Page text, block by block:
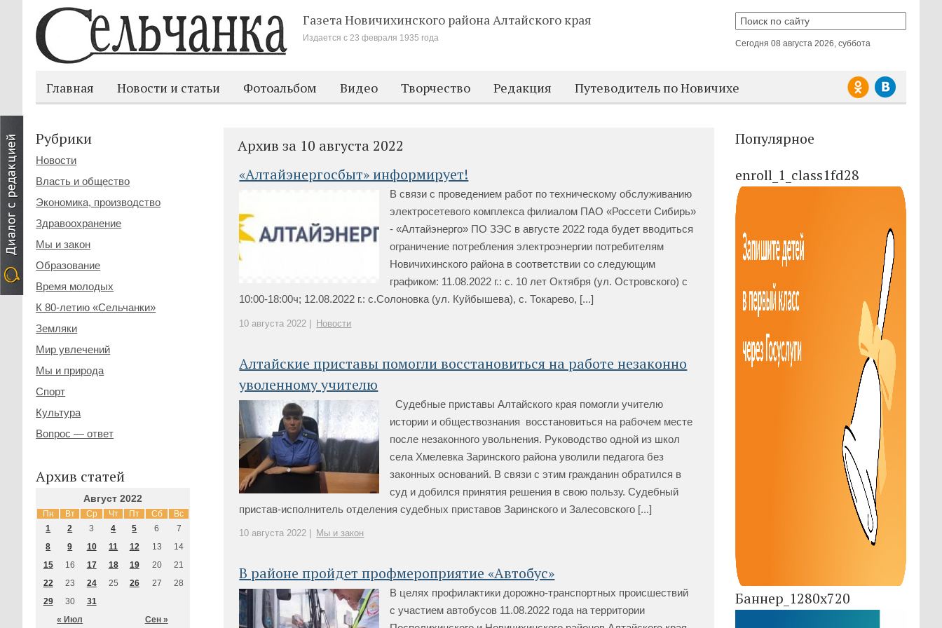
Газета Новичихинского районаАлтайского края
Издается с 23 февраля 1935 года
Сегодня 08 августа 2026, суббота
Главная Новости и статьи Фотоальбом Видео Творчество Редакция Путеводитель по Новичихе
Популярное
enroll_1_class1fd28
Баннер_1280x720
Архив за 10 августа 2022
«Алтайэнергосбыт» информирует!
В связи с проведением работ по техническому обслуживанию
электросетевого комплекса филиалом ПАО «Россети Сибирь»
- «Алтайэнерго» ПО ЗЭС в августе 2022 года будет вводиться
ограничение потребления электроэнергии потребителям
Новичихинского района в соответствии со следующим
графиком: 11.08.2022 г.: с. 10 лет Октября (ул. Островского) с
10:00-18:00ч; 12.08.2022 г.: с.Солоновка (ул. Куйбышева), с. Токарево, [...]
10 августа 2022 | Новости
Алтайские приставы помогли восстановиться на работе незаконно
уволенному учителю
Судебные приставы Алтайского края помогли учителю
истории и обществознания восстановиться на рабочем месте
после незаконного увольнения. Руководство одной из школ
села Хмелевка Заринского района уволили педагога без
законных оснований. В связи с этим гражданин обратился в
суд и добился принятия решения в свою пользу. Судебный
пристав-исполнитель отделения судебных приставов Заринского и Залесовского [...]
10 августа 2022 | Мы и закон
В районе пройдет профмероприятие «Автобус»
В целях профилактики дорожно-транспортных происшествий
с участием автобусов 11.08.2022 года на территории
Рубрики
Новости
Власть и общество
Экономика, производство
Здравоохранение
Мы и закон
Образование
Время молодых
К 80-летию «Сельчанки»
Земляки
Мир увлечений
Мы и природа
Спорт
Культура
Вопрос — ответ
Архив статей
Август 2022
Пн Вт Ср Чт Пт Сб Вс
« Июл Сен »
1 2 3 4 5 6
7
8
9 10 11 12 13
14
15
16 17 18 19 20
21
22
23 24 25 26 27
28
29
30 31